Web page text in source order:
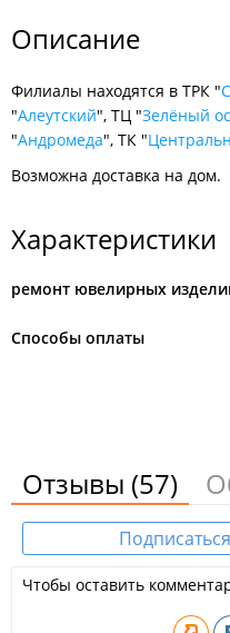
Описание
Филиалы находятся в ТРК "
"Алеутский", ТЦ "Зелёный
"Андромеда", ТК "
Возможна доставка на дом.
Характеристики
ремонт ювелирных
Способы оплаты
Отзывы (57)
Чтобы оставить